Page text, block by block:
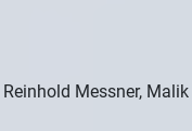
Reinhold Messner,